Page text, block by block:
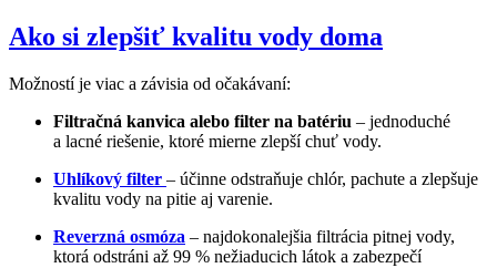
Ako si zlepšiť kvalitu vody doma
Možností je viac a závisia od očakávaní:
Filtračná kanvica alebo filter na batériu – jednoduché
a lacné riešenie, ktoré mierne zlepší chuť vody.
Uhlíkový filter – účinne odstraňuje chlór, pachute a zlepšuje
kvalitu vody na pitie aj varenie.
Reverzná osmóza – najdokonalejšia filtrácia pitnej vody,
ktorá odstráni až 99 % nežiaducich látok a zabezpečí